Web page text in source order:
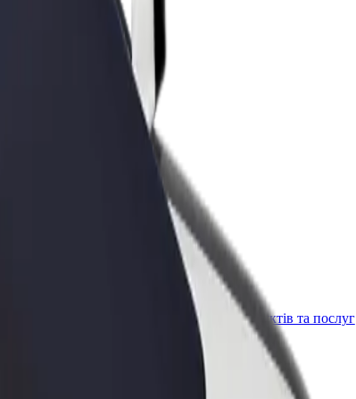
Bolt for Business
Масштабування продуктів та послуг
Bolt для вашого бізнесу